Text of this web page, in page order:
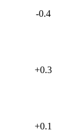
-0.4
+0.3
+0.1